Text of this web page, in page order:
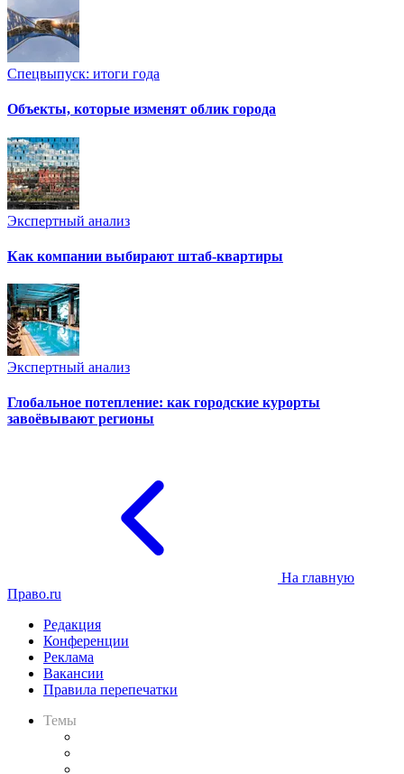
Спецвыпуск: итоги года
Объекты, которые изменят облик города
Экспертный анализ
Как компании выбирают штаб-квартиры
Экспертный анализ
Глобальное потепление: как городские курорты
завоёвывают регионы
На главную
Право.ru
Редакция
Конференции
Реклама
Вакансии
Правила перепечатки
Темы